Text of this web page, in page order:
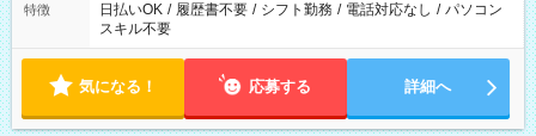
特徴 日払いOK / 履歴書不要 / シフト勤務 / 電話対応なし / パソコン
スキル不要
気になる！ 応募する 詳細へ